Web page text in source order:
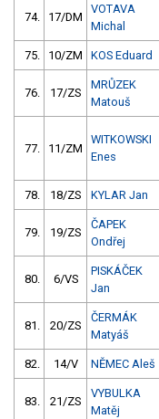
74. 17/DM
VOTAVA
Michal
75. 10/ZM KOS Eduard
76. 17/ZS
MRŮZEK
Matouš
77. 11/ZM
WITKOWSKI
Enes
78. 18/ZS KYLAR Jan
79. 19/ZS
ČAPEK
Ondřej
80. 6/VS
PISKÁČEK
Jan
81. 20/ZS
ČERMÁK
Matyáš
82. 14/V NĚMEC Aleš
83. 21/ZS
VYBULKA
Matěj